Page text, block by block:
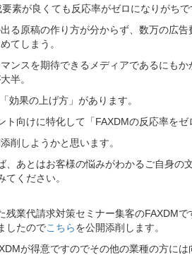
素が良くても反応率がゼロになりがちで
る原稿の作り方が分からず、数万の広告
てしまう。
ンスを期待できるメディアであるにもか
半。
効果の上げ方」があります。
向けに特化して「FAXDMの反応率をゼ
削しようかと思います。
、あとはお客様の悩みがわかるご自身
ください。
業代請求対策セミナー集客のFAXDMで
したのでこちらを公開添削します。
が得意ですのでその他の業種の方には